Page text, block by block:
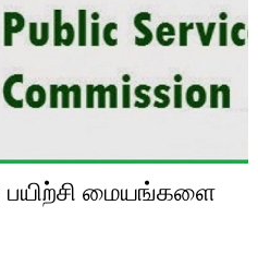
பயிற்சி மையங்களை